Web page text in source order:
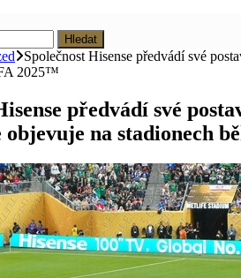
Společnost Hisense předvádí své
2025™
předvádí své
objevuje na stadionech